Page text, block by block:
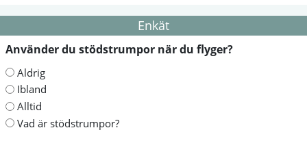
Enkät
Använder du stödstrumpor när du flyger?
Aldrig
Ibland
Alltid
Vad är stödstrumpor?